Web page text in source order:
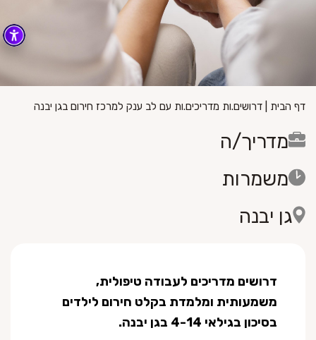
דף הבית דרושים.ות מדריכים.ות עם לב ענק למרכז חירום בגן יבנה
מדריך/ה
משמרות
גן יבנה
דרושים מדריכים לעבודה טיפולית,
משמעותית ומלמדת בקלט חירום לילדים
בסיכון בגילאי 4-14 בגן יבנה.